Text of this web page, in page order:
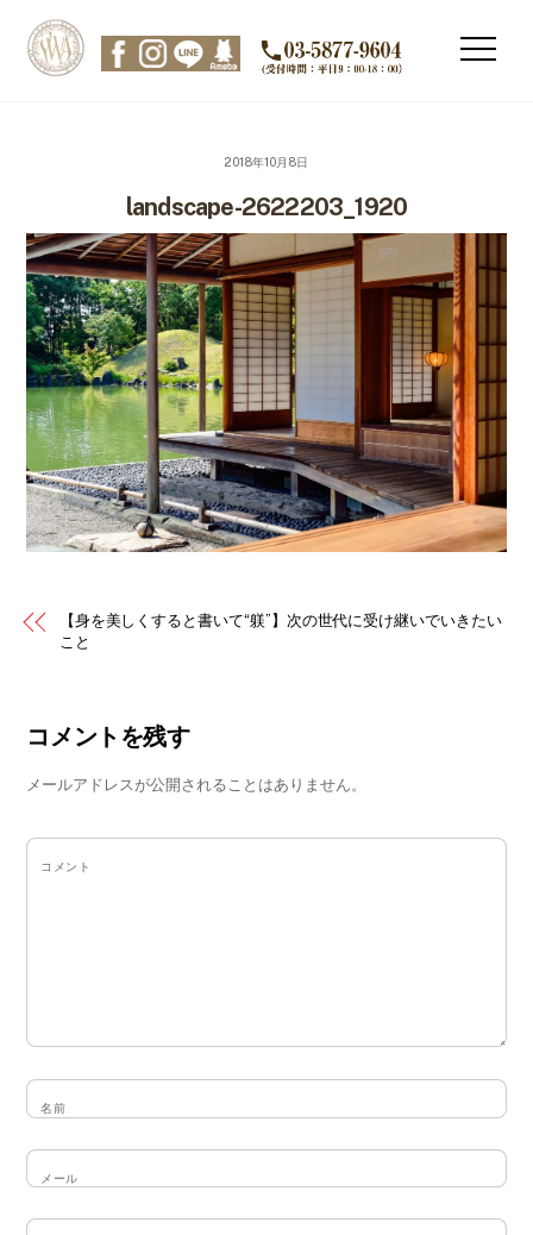
content
Menu
2018年10月8日
landscape-2622203_1920
【身を美しくすると書いて“躾”】次の世代に受け継いでいきたい
こと
コメントを残す
メールアドレスが公開されることはありません。
コメント
名前
メール